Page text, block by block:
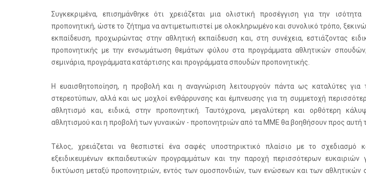
Συγκεκριμένα, επισημάνθηκε ότι χρειάζεται μια ολιστική προσέγγιση για την
προπονητική, ώστε το ζήτημα να αντιμετωπιστεί με ολοκληρωμένο και συνολικό τρόπο,
εκπαίδευση, προχωρώντας στην αθλητική εκπαίδευση και, στη συνέχεια, εστιάζοντας
προπονητικής με την ενσωμάτωση θεμάτων φύλου στα προγράμματα αθλητικών σπουδών,
σεμινάρια, προγράμματα κατάρτισης και προγράμματα σπουδών προπονητικής.
Η ευαισθητοποίηση, η προβολή και η αναγνώριση λειτουργούν πάντα ως καταλύτες για
στερεοτύπων, αλλά και ως μοχλοί ενθάρρυνσης και έμπνευσης για τη συμμετοχή
αθλητισμό και, ειδικά, στην προπονητική. Ταυτόχρονα, μεγαλύτερη και ορθότερη
αθλητισμού και η προβολή των γυναικών - προπονητριών από τα ΜΜΕ θα βοηθήσουν προς αυτή
Τέλος, χρειάζεται να θεσπιστεί ένα σαφές υποστηρικτικό πλαίσιο με το σχεδιασμό
εξειδικευμένων εκπαιδευτικών προγραμμάτων και την παροχή περισσότερων ευκαιριών
δικτύωση μεταξύ προπονητριών, εντός των ομοσπονδιών, των ενώσεων και των αθλητικών